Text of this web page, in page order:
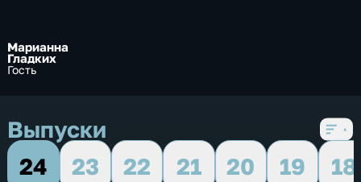
Марианна
Гладких
Гость
Выпуски
24
23 22 21 20 19
18